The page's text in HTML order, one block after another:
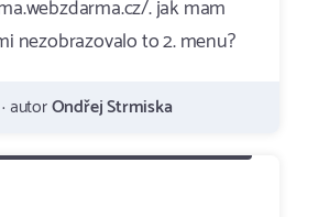
. jak mam
nezobrazovalo to 2. menu?
autorOndřej Strmiska